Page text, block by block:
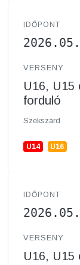
IDŐPONT
VERSENY
U16, U15
forduló
Szekszárd
U14 U16
IDŐPONT
VERSENY
U16, U15